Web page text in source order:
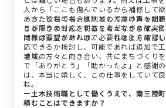
人から「ここも傷んでいるから補修して
あったとしても、原則として請け負った
とができません。利益を考えながら確実
ければなりませんので、これは仕方のな
一方、役場の場合は地域の方々の声を聞
きる限りの対応をすることができます。
同様の要望があれば、必要性をよく確認
応できるか検討し、可能であれば追加で
ます。
地域の方々と向き合い、共にまちづくり
で「ありがとう」「助かったよ」と感謝
は、本当に嬉しく、この仕事をしていて
ね。
ー土木技術職として働くうえで、南三陸
積むことはできますか？